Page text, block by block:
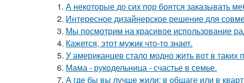
1. А некоторые до сих пор боятся заказывать
2. Интересное дизайнерское решение для
3. Мы посмотрим на красивое использование
4. Кажется, этот мужик что-то знает.
5. У американцев стало модно жить вот в таких
6. Мама - рукодельница - счастье в семье.
7. А где бы вы лучше жили: в общаге или в